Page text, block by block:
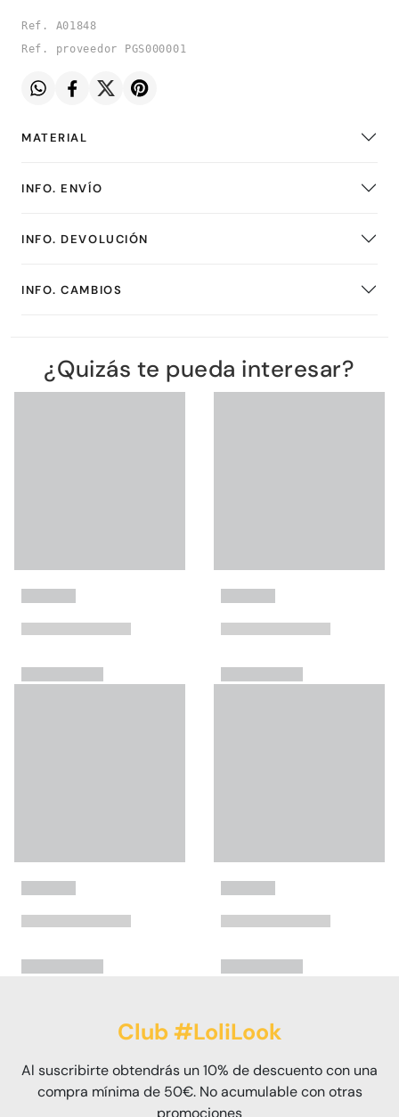
Ref. A01848
Ref. proveedor PGS000001
MATERIAL
INFO. ENVÍO
INFO. DEVOLUCIÓN
INFO. CAMBIOS
¿Quizás te pueda interesar?
Club #LoliLook
Al suscribirte obtendrás un 10% de descuento con una
compra mínima de 50€. No acumulable con otras
promociones